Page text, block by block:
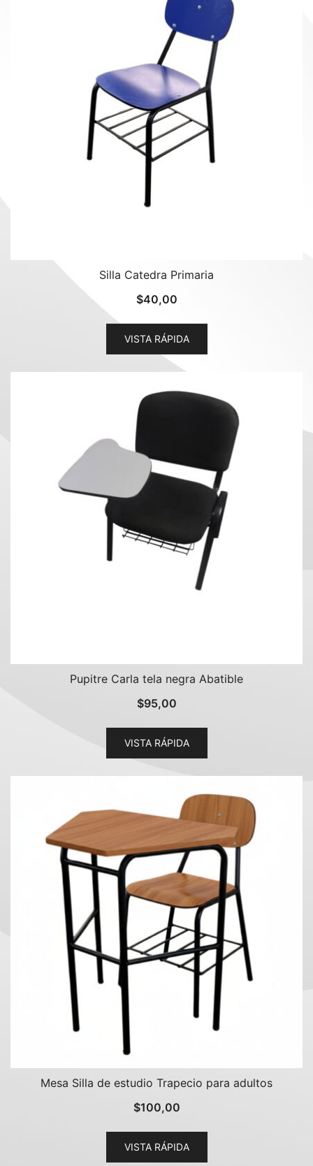
Silla Catedra Primaria
$40,00
VISTA RÁPIDA
Pupitre Carla tela negra Abatible
$95,00
VISTA RÁPIDA
Mesa Silla de estudio Trapecio para adultos
$100,00
VISTA RÁPIDA